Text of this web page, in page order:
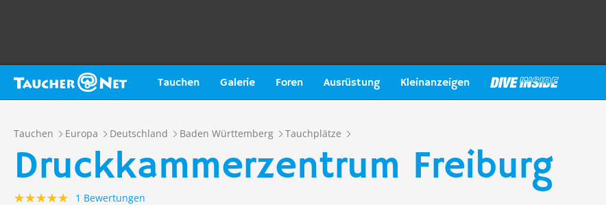
Tauchen Galerie Foren Ausrüstung Kleinanzeigen
Tauchen Europa Deutschland Baden Württemberg Tauchplätze
Druckkammerzentrum Freiburg
1 Bewertungen